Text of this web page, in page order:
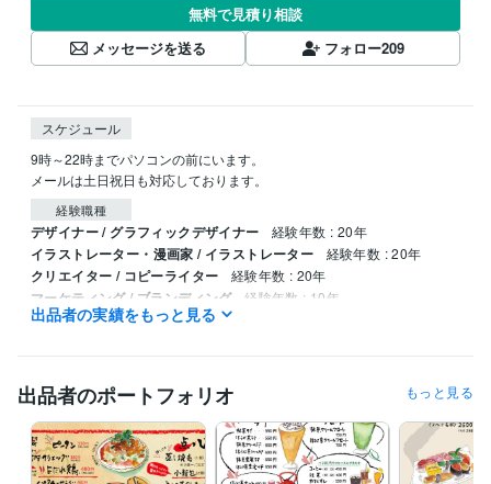
無料で見積り相談
メッセージを送る
フォロー209
スケジュール
9時～22時までパソコンの前にいます。
メールは土日祝日も対応しております。
経験職種
デザイナー / グラフィックデザイナー 経験年数 : 20年
イラストレーター・漫画家 / イラストレーター 経験年数 : 20年
クリエイター / コピーライター 経験年数 : 20年
マーケティング / ブランディング 経験年数 : 10年
コンサルタント / 経営コンサルタント
職歴
マネジメント長山事務所
得意分野
デザイン制作 筆文字を使ってロゴデザインをします 飲食店のメニュ
ー制作 筆文字デザイン
出品者の実績をもっと見る
出品者のポートフォリオ もっと見る